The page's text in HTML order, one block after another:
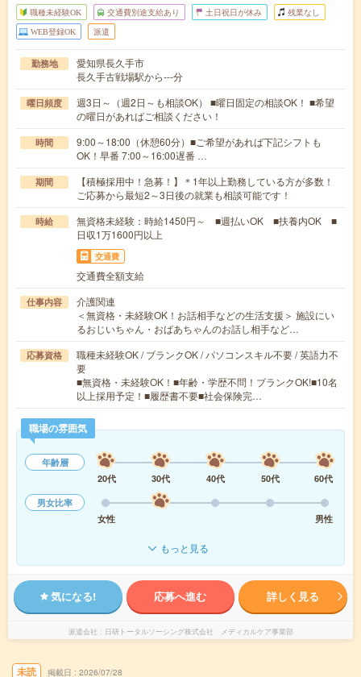
職種未経験OK 交通費別途支給あり 土日祝日が休み 残業なし
WEB登録OK 派遣
勤務地
愛知県長久手市
長久手古戦場駅から---分
曜日頻度
週3日～（週2日～も相談OK） ■曜日固定の相談OK！ ■希望
の曜日があればご相談ください！
時間
9:00～18:00（休憩60分）■ご希望があれば下記シフトも
OK！早番 7:00～16:00遅番 …
期間
【積極採用中！急募！】＊1年以上勤務している方が多数！
ご応募から最短2～3日後の就業も相談可能です！
時給
無資格未経験：時給1450円～ ■週払いOK ■扶養内OK ■
日収1万1600円以上
交通費
交通費全額支給
仕事内容
介護関連
＜無資格・未経験OK！お話相手などの生活支援＞ 施設にい
るおじいちゃん・おばあちゃんのお話し相手など…
応募資格
職種未経験OK / ブランクOK / パソコンスキル不要 / 英語力不
要
■無資格・未経験OK！■年齢・学歴不問！ブランクOK!■10名
以上採用予定！■履歴書不要■社会保険完…
職場の雰囲気
年齢層
20代
30代 40代 50代
60代
男女比率
女性
男性
もっと見る
気になる! 応募へ進む 詳しく見る
派遣会社 日研トータルソーシング株式会社 メディカルケア事業部
未読 掲載日 2026/07/28